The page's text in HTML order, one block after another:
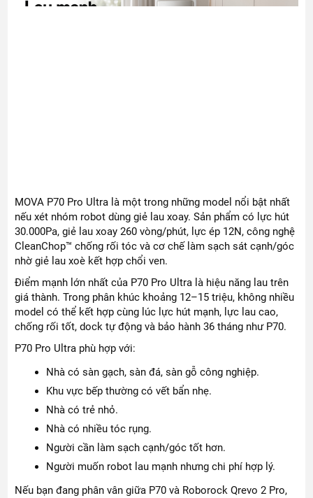
MOVA P70 Pro Ultra là một trong những model nổi bật nhất
nếu xét nhóm robot dùng giẻ lau xoay. Sản phẩm có lực hút
30.000Pa, giẻ lau xoay 260 vòng/phút, lực ép 12N, công nghệ
CleanChop™ chống rối tóc và cơ chế làm sạch sát cạnh/góc
nhờ giẻ lau xoè kết hợp chổi ven.
Điểm mạnh lớn nhất của P70 Pro Ultra là hiệu năng lau trên
giá thành. Trong phân khúc khoảng 12–15 triệu, không nhiều
model có thể kết hợp cùng lúc lực hút mạnh, lực lau cao,
chống rối tốt, dock tự động và bảo hành 36 tháng như P70.
P70 Pro Ultra phù hợp với:
Nhà có sàn gạch, sàn đá, sàn gỗ công nghiệp.
Khu vực bếp thường có vết bẩn nhẹ.
Nhà có trẻ nhỏ.
Nhà có nhiều tóc rụng.
Người cần làm sạch cạnh/góc tốt hơn.
Người muốn robot lau mạnh nhưng chi phí hợp lý.
Nếu bạn đang phân vân giữa P70 và Roborock Qrevo 2 Pro,